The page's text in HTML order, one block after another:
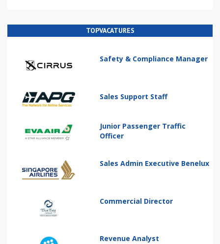
TOPVACATURES
Safety & Compliance Manager
Sales Support Staff
Junior Passenger Traffic
Officer
Sales Admin Executive Benelux
Commercial Director
Revenue Analyst